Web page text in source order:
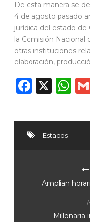
De esta manera se
4 de agosto pasado
jurídica del estado de
la Comisión Nacional
otras instituciones
elaboración,
X
Estados
Amplian
Millonaria